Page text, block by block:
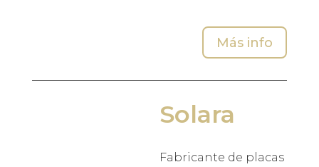
Más info
Solara
Fabricante de placas